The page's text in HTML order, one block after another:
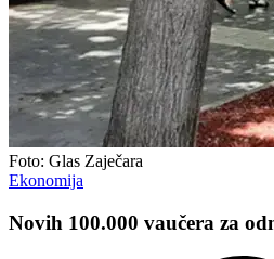
Foto: Glas Zaječara
Ekonomija
Novih 100.000 vaučera za